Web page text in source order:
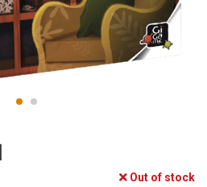
Out of stock